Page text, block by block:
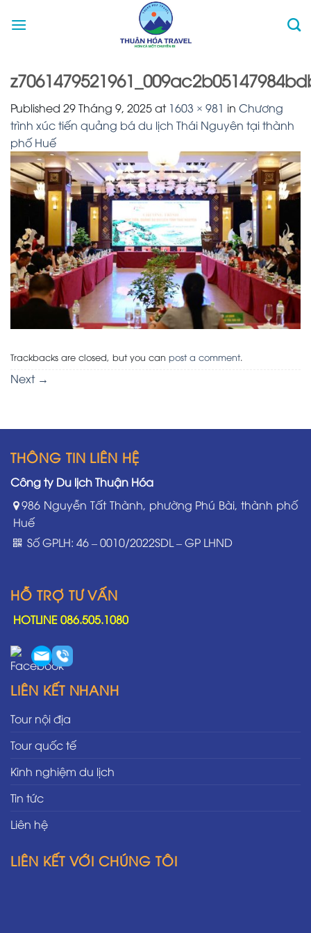
Published 29 Tháng 9, 2025at 1603 × 981 in Chương
trình xúc tiến quảng bá du lịch Thái Nguyên tại thành
phố Huế
Trackbacks are closed, but you can post a comment.
Next →
THÔNG TIN LIÊN HỆ
Công ty Du lịch Thuận Hóa
986 Nguyễn Tất Thành, phường Phú Bài, thành phố
Huế
Số GPLH: 46 – 0010/2022SDL – GP LHND
HỖ TRỢ TƯ VẤN
HOTLINE 086.505.1080
LIÊN KẾT NHANH
Tour nội địa
Tour quốc tế
Kinh nghiệm du lịch
Tin tức
Liên hệ
LIÊN KẾT VỚI CHÚNG TÔI